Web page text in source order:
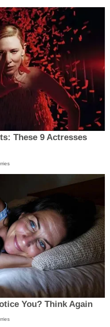
These 9 Actresses
You? Think Again